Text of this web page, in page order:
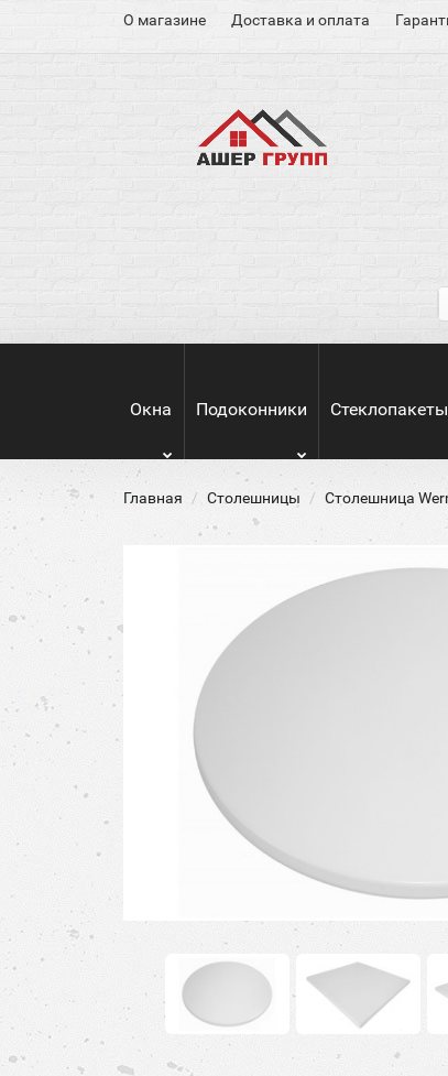
О магазине Доставка и оплата
Окна Подоконники Стеклопакеты
Главная Столешницы Столешница